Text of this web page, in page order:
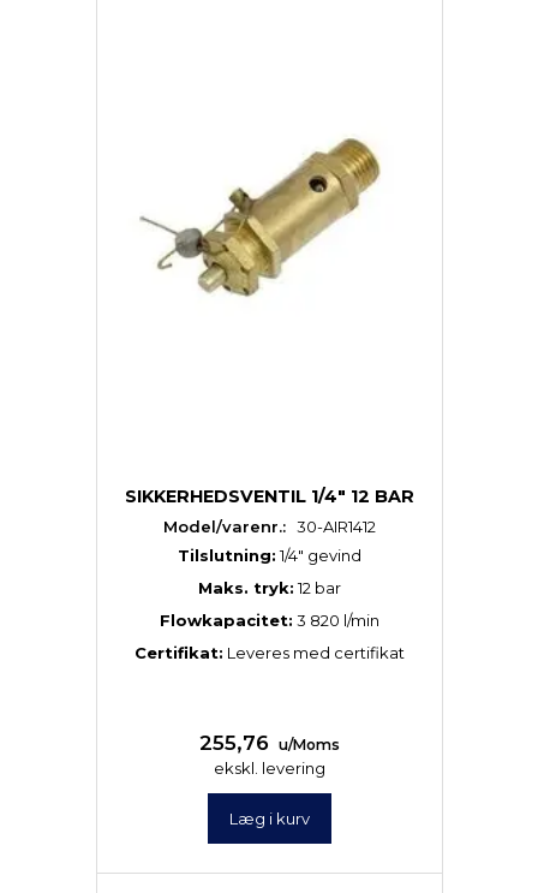
SIKKERHEDSVENTIL 1/4" 12 BAR
Model/varenr.: 30-AIR1412
Tilslutning:1/4″ gevind
Maks. tryk:12 bar
Flowkapacitet: 3 820 l/min
Certifikat: Leveres med certifikat
255,76 u/Moms
ekskl. levering
Læg i kurv